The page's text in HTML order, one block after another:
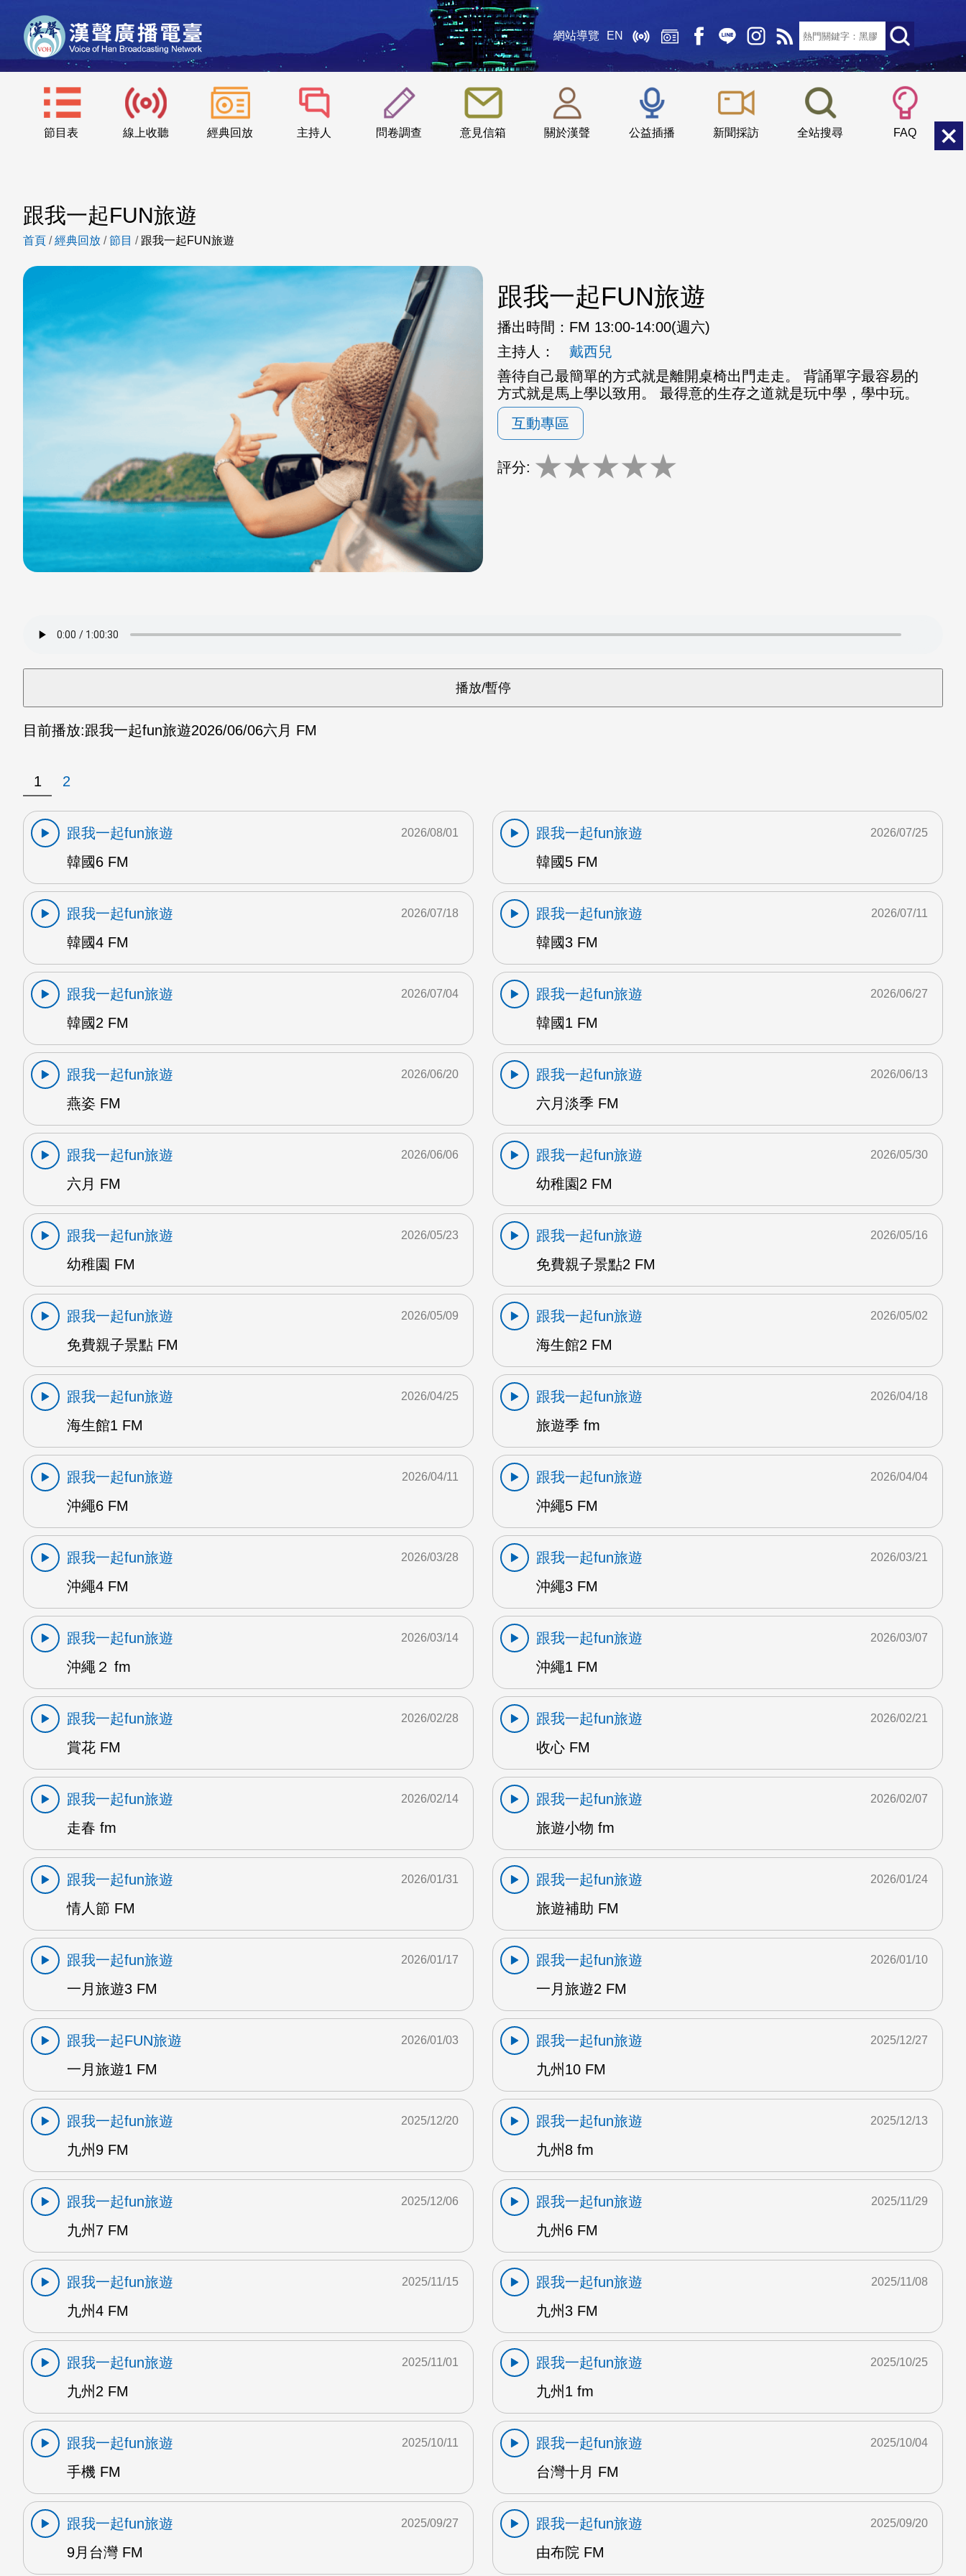
網站導覽 EN
節目表 線上收聽 經典回放 主持人 問卷調查 意見信箱 關於漢聲 公益插播 新聞採訪 全站搜尋 FAQ
::: 小 中
跟我一起FUN旅遊
首頁 /經典回放 /節目 / 跟我一起FUN旅遊
跟我一起FUN旅遊
播出時間： FM 13:00-14:00(週六)
主持人：
戴西兒
善待自己最簡單的方式就是離開桌椅出門走走。 背誦單字最容易的
方式就是馬上學以致用。 最得意的生存之道就是玩中學，學中玩。
互動專區
評分: ★★★★★
目前播放:跟我一起fun旅遊2026/06/06六月 FM
1 2
跟我一起fun旅遊
韓國6 FM
2026/08/01
跟我一起fun旅遊
韓國5 FM
2026/07/25
跟我一起fun旅遊
韓國4 FM
2026/07/18
跟我一起fun旅遊
韓國3 FM
2026/07/11
跟我一起fun旅遊
韓國2 FM
2026/07/04
跟我一起fun旅遊
韓國1 FM
2026/06/27
跟我一起fun旅遊
燕姿 FM
2026/06/20
跟我一起fun旅遊
六月淡季 FM
2026/06/13
跟我一起fun旅遊
六月 FM
2026/06/06
跟我一起fun旅遊
幼稚園2 FM
2026/05/30
跟我一起fun旅遊
幼稚園 FM
2026/05/23
跟我一起fun旅遊
免費親子景點2 FM
2026/05/16
跟我一起fun旅遊
免費親子景點 FM
2026/05/09
跟我一起fun旅遊
海生館2 FM
2026/05/02
跟我一起fun旅遊
海生館1 FM
2026/04/25
跟我一起fun旅遊
旅遊季 fm
2026/04/18
跟我一起fun旅遊
沖繩6 FM
2026/04/11
跟我一起fun旅遊
沖繩5 FM
2026/04/04
跟我一起fun旅遊
沖繩4 FM
2026/03/28
跟我一起fun旅遊
沖繩3 FM
2026/03/21
跟我一起fun旅遊
沖繩２ fm
2026/03/14
跟我一起fun旅遊
沖繩1 FM
2026/03/07
跟我一起fun旅遊
賞花 FM
2026/02/28
跟我一起fun旅遊
收心 FM
2026/02/21
跟我一起fun旅遊
走春 fm
2026/02/14
跟我一起fun旅遊
旅遊小物 fm
2026/02/07
跟我一起fun旅遊
情人節 FM
2026/01/31
跟我一起fun旅遊
旅遊補助 FM
2026/01/24
跟我一起fun旅遊
一月旅遊3 FM
2026/01/17
跟我一起fun旅遊
一月旅遊2 FM
2026/01/10
跟我一起FUN旅遊
一月旅遊1 FM
2026/01/03
跟我一起fun旅遊
九州10 FM
2025/12/27
跟我一起fun旅遊
九州9 FM
2025/12/20
跟我一起fun旅遊
九州8 fm
2025/12/13
跟我一起fun旅遊
九州7 FM
2025/12/06
跟我一起fun旅遊
九州6 FM
2025/11/29
跟我一起fun旅遊
九州4 FM
2025/11/15
跟我一起fun旅遊
九州3 FM
2025/11/08
跟我一起fun旅遊
九州2 FM
2025/11/01
跟我一起fun旅遊
九州1 fm
2025/10/25
跟我一起fun旅遊
手機 FM
2025/10/11
跟我一起fun旅遊
台灣十月 FM
2025/10/04
跟我一起fun旅遊
9月台灣 FM
2025/09/27
跟我一起fun旅遊
由布院 FM
2025/09/20